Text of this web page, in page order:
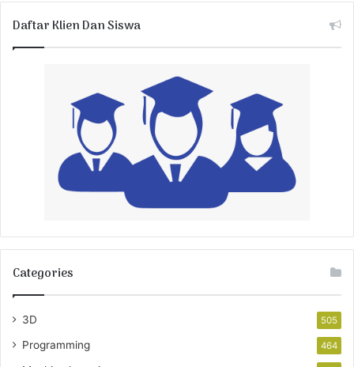
Daftar Klien Dan Siswa
Categories
3D 505
Programming 464